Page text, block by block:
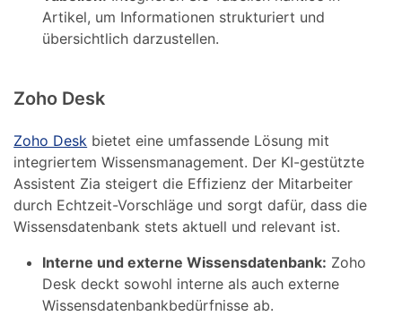
Artikel, um Informationen strukturiert und
übersichtlich darzustellen.
Zoho Desk
Zoho Desk bietet eine umfassende Lösung mit
integriertem Wissensmanagement. Der KI-gestützte
Assistent Zia steigert die Effizienz der Mitarbeiter
durch Echtzeit-Vorschläge und sorgt dafür, dass die
Wissensdatenbank stets aktuell und relevant ist.
Interne und externe Wissensdatenbank: Zoho
Desk deckt sowohl interne als auch externe
Wissensdatenbankbedürfnisse ab.